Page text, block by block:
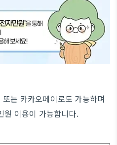
는 카카오페이로도 가능하며
원 이용이 가능합니다.